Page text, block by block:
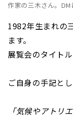
作家の三木さん。
1982年生まれの
ます。
展覧会のタイト
ご自身の手記とし
「気候やアトリ